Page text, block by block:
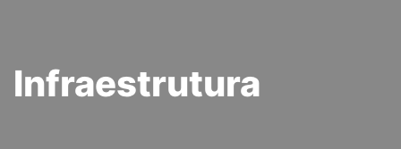
Infraestrutura